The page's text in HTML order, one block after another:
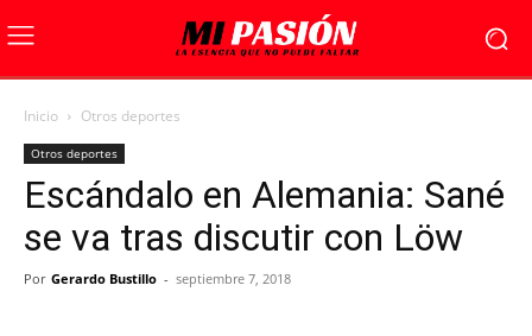
Inicio Otros deportes
Otros deportes
Escándalo en Alemania: Sané
se va tras discutir con Löw
Por Gerardo Bustillo - septiembre 7, 2018